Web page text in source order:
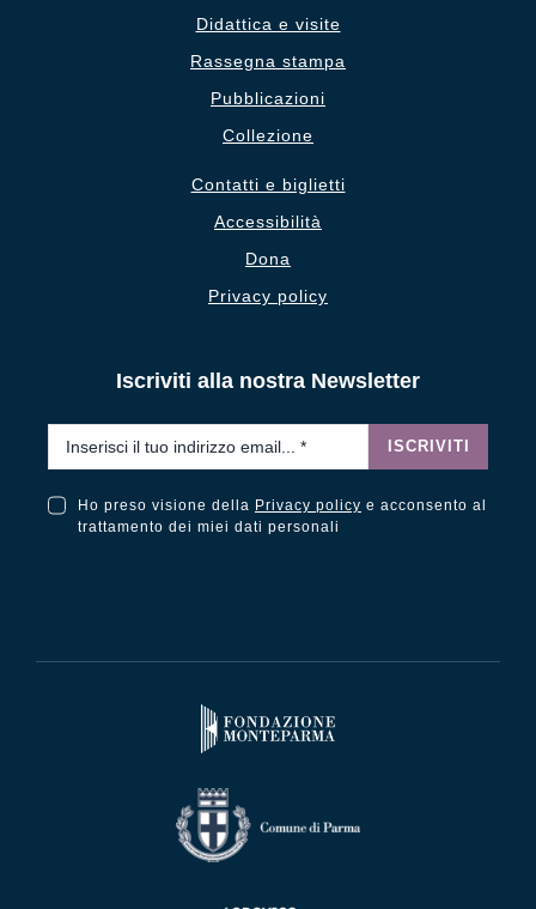
Didattica e visite
Rassegna stampa
Pubblicazioni
Collezione
Contatti e biglietti
Accessibilità
Dona
Privacy policy
Iscriviti alla nostra Newsletter
ISCRIVITI
Ho preso visione della Privacy policy e acconsento al
trattamento dei miei dati personali